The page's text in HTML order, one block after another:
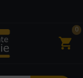
0